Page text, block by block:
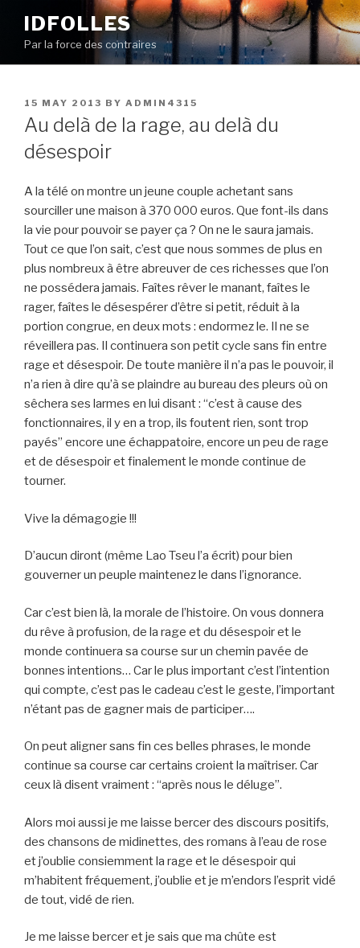
content
IDFOLLES
Par la force des contraires
POSTED
ON
15 MAY 2013 BY ADMIN4315
Au delà de la rage, au delà du
désespoir
A la télé on montre un jeune couple achetant sans
sourciller une maison à 370 000 euros. Que font-ils dans
la vie pour pouvoir se payer ça ? On ne le saura jamais.
Tout ce que l’on sait, c’est que nous sommes de plus en
plus nombreux à être abreuver de ces richesses que l’on
ne possédera jamais. Faîtes rêver le manant, faîtes le
rager, faîtes le désespérer d’être si petit, réduit à la
portion congrue, en deux mots : endormez le. Il ne se
réveillera pas. Il continuera son petit cycle sans fin entre
rage et désespoir. De toute manière il n’a pas le pouvoir, il
n’a rien à dire qu’à se plaindre au bureau des pleurs où on
sêchera ses larmes en lui disant : “c’est à cause des
fonctionnaires, il y en a trop, ils foutent rien, sont trop
payés” encore une échappatoire, encore un peu de rage
et de désespoir et finalement le monde continue de
tourner.
Vive la démagogie !!!
D’aucun diront (même Lao Tseu l’a écrit) pour bien
gouverner un peuple maintenez le dans l’ignorance.
Car c’est bien là, la morale de l’histoire. On vous donnera
du rêve à profusion, de la rage et du désespoir et le
monde continuera sa course sur un chemin pavée de
bonnes intentions… Car le plus important c’est l’intention
qui compte, c’est pas le cadeau c’est le geste, l’important
n’étant pas de gagner mais de participer….
On peut aligner sans fin ces belles phrases, le monde
continue sa course car certains croient la maîtriser. Car
ceux là disent vraiment : “après nous le déluge”.
Alors moi aussi je me laisse bercer des discours positifs,
des chansons de midinettes, des romans à l’eau de rose
et j’oublie consiemment la rage et le désespoir qui
m’habitent fréquement, j’oublie et je m’endors l’esprit vidé
de tout, vidé de rien.
Je me laisse bercer et je sais que ma chûte est